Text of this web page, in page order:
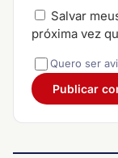
Salvar
próxima vez
Quero ser